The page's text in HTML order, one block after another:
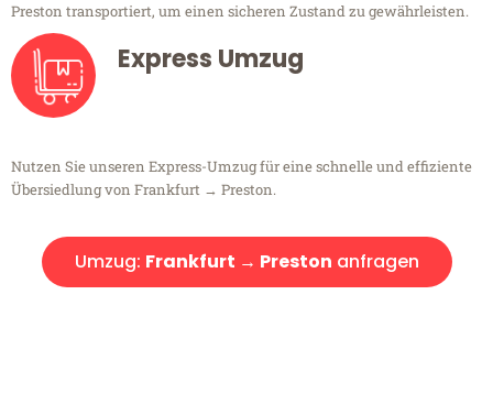
Preston transportiert, um einen sicheren Zustand zu gewährleisten.
Express Umzug
Nutzen Sie unseren Express-Umzug für eine schnelle und effiziente
Übersiedlung von Frankfurt → Preston.
Umzug: Frankfurt → Preston anfragen